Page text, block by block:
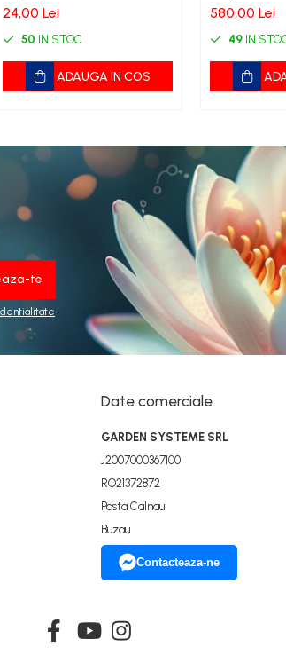
24,00 Lei
50 IN STOC
ADAUGA IN COS
580,00 Lei
49 IN
Date comerciale
GARDEN SYSTEME SRL
J2007000367100
RO21372872
Posta Calnau
Buzau
Contacteaza-ne